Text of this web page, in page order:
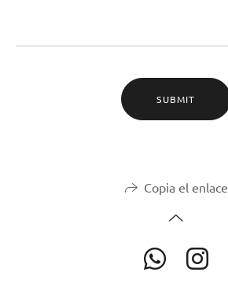
SUBMIT
Copia el enlace